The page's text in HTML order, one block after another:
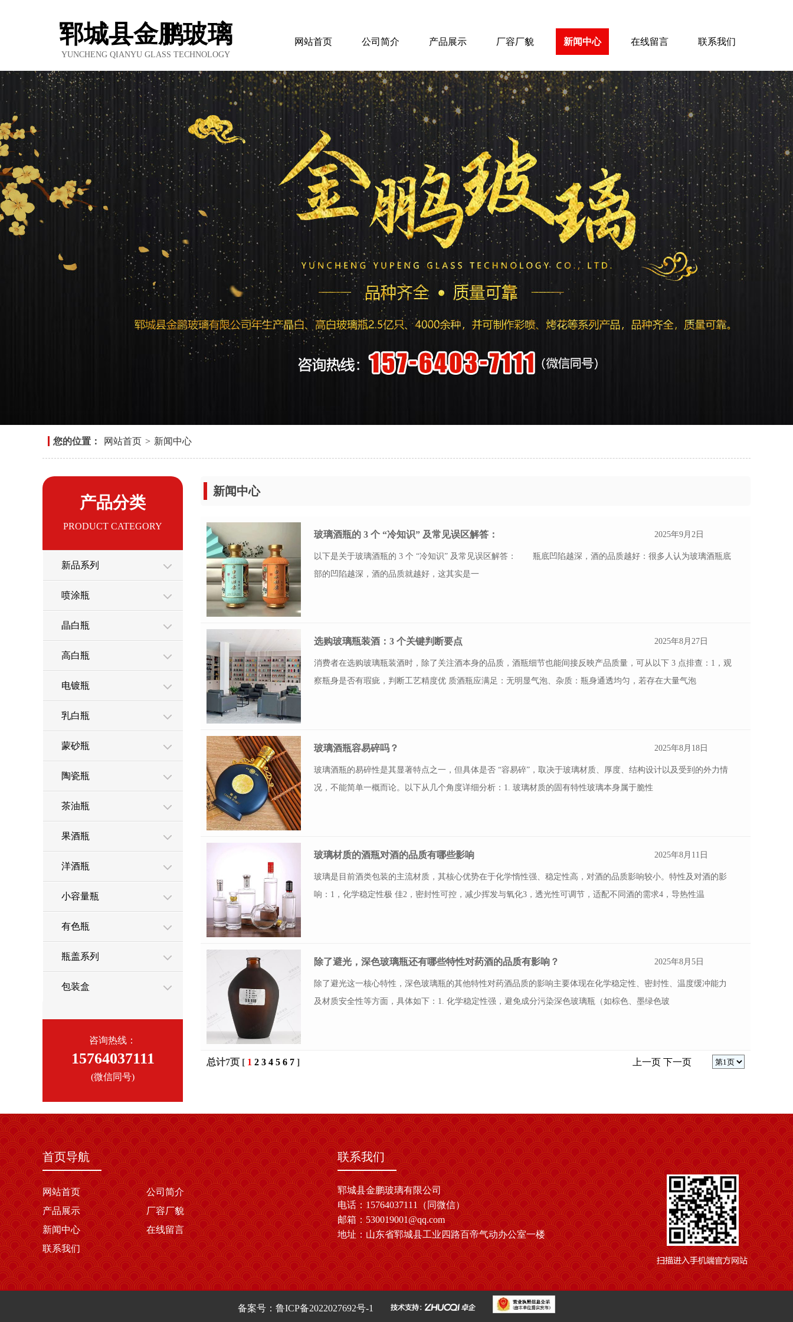
郓城县金鹏玻璃
YUNCHENG QIANYU GLASS TECHNOLOGY
网站首页 公司简介 产品展示 厂容厂貌 新闻中心 在线留言 联系我们
您的位置： 网站首页 > 新闻中心
产品分类
PRODUCT CATEGORY
新品系列
喷涂瓶
晶白瓶
高白瓶
电镀瓶
乳白瓶
蒙砂瓶
陶瓷瓶
茶油瓶
果酒瓶
洋酒瓶
小容量瓶
有色瓶
瓶盖系列
包装盒
咨询热线：
15764037111
(微信同号)
新闻中心
玻璃酒瓶的 3 个 “冷知识” 及常见误区解答： 2025年9月2日
以下是关于玻璃酒瓶的 3 个 “冷知识” 及常见误区解答： 瓶底凹陷越深，酒的品质越好：很多人认为玻璃酒瓶底
部的凹陷越深，酒的品质就越好，这其实是一
选购玻璃瓶装酒：3 个关键判断要点 2025年8月27日
消费者在选购玻璃瓶装酒时，除了关注酒本身的品质，酒瓶细节也能间接反映产品质量，可从以下 3 点排查：1，观
察瓶身是否有瑕疵，判断工艺精度优 质酒瓶应满足：无明显气泡、杂质：瓶身通透均匀，若存在大量气泡
玻璃酒瓶容易碎吗？ 2025年8月18日
玻璃酒瓶的易碎性是其显著特点之一，但具体是否 “容易碎”，取决于玻璃材质、厚度、结构设计以及受到的外力情
况，不能简单一概而论。以下从几个角度详细分析：1. 玻璃材质的固有特性玻璃本身属于脆性
玻璃材质的酒瓶对酒的品质有哪些影响 2025年8月11日
玻璃是目前酒类包装的主流材质，其核心优势在于化学惰性强、稳定性高，对酒的品质影响较小。特性及对酒的影
响：1，化学稳定性极 佳2，密封性可控，减少挥发与氧化3，透光性可调节，适配不同酒的需求4，导热性温
除了避光，深色玻璃瓶还有哪些特性对药酒的品质有影响？ 2025年8月5日
除了避光这一核心特性，深色玻璃瓶的其他特性对药酒品质的影响主要体现在化学稳定性、密封性、温度缓冲能力
及材质安全性等方面，具体如下：1. 化学稳定性强，避免成分污染深色玻璃瓶（如棕色、墨绿色玻
总计7页 [ 1 2 3 4 5 6 7 ] 上一页 下一页
首页导航
网站首页
公司简介
产品展示
厂容厂貌
新闻中心
在线留言
联系我们
联系我们
郓城县金鹏玻璃有限公司
电话：15764037111（同微信）
邮箱：530019001@qq.com
地址：山东省郓城县工业四路百帝气动办公室一楼
备案号： 鲁ICP备2022027692号-1